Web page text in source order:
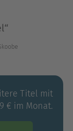
Titel mit
€ im Monat.